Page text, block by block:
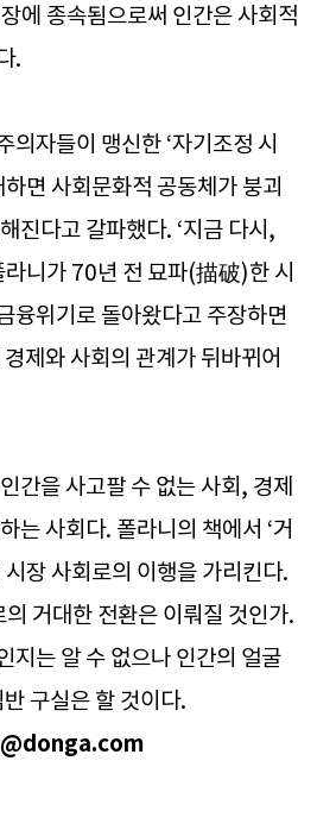
에 종속됨으로써 인간은 사회적
.
의자들이 맹신한 ‘자기조정 시
면 사회문화적 공동체가 붕괴
진다고 갈파했다. ‘지금 다시,
라니가 70년 전 묘파(描破)한 시
융위기로 돌아왔다고 주장하면
제와 사회의 관계가 뒤바뀌어
간을 사고팔 수 없는 사회, 경제
는 사회다. 폴라니의 책에서 ‘거
시장 사회로의 이행을 가리킨다.
의 거대한 전환은 이뤄질 것인가.
지는 알 수 없으나 인간의 얼굴
구실은 할 것이다.